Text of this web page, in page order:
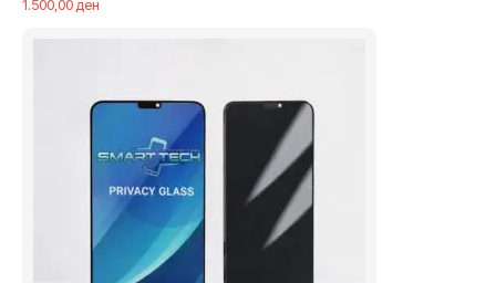
1.500,00ден